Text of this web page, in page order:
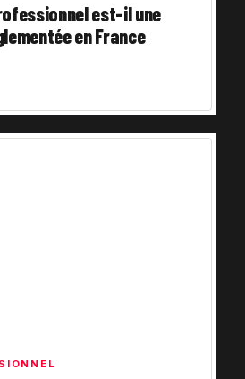
est-il une
en France